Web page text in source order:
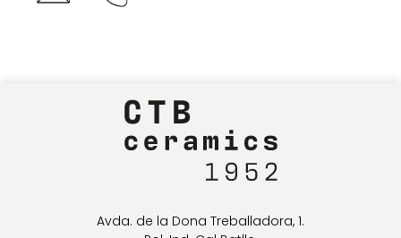
Avda. de la Dona Treballadora, 1.